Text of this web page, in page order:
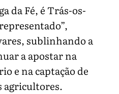
da Fé, é Trás-os-
sublinhando a
a apostar na
e na captação de
agricultores.